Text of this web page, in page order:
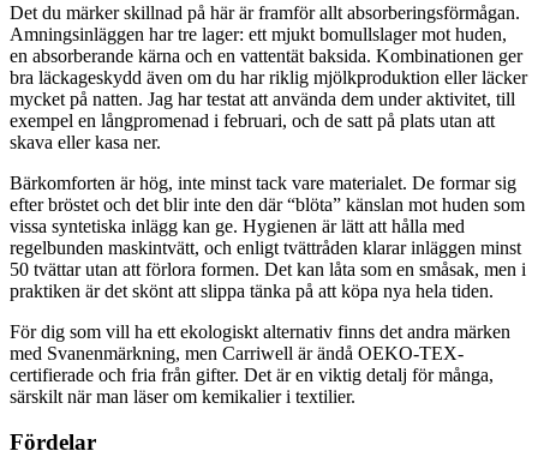
Det du märker skillnad på här är framför allt absorberingsförmågan.
Amningsinläggen har tre lager: ett mjukt bomullslager mot huden,
en absorberande kärna och en vattentät baksida. Kombinationen ger
bra läckageskydd även om du har riklig mjölkproduktion eller läcker
mycket på natten. Jag har testat att använda dem under aktivitet, till
exempel en långpromenad i februari, och de satt på plats utan att
skava eller kasa ner.
Bärkomforten är hög, inte minst tack vare materialet. De formar sig
efter bröstet och det blir inte den där “blöta” känslan mot huden som
vissa syntetiska inlägg kan ge. Hygienen är lätt att hålla med
regelbunden maskintvätt, och enligt tvättråden klarar inläggen minst
50 tvättar utan att förlora formen. Det kan låta som en småsak, men i
praktiken är det skönt att slippa tänka på att köpa nya hela tiden.
För dig som vill ha ett ekologiskt alternativ finns det andra märken
med Svanenmärkning, men Carriwell är ändå OEKO-TEX-
certifierade och fria från gifter. Det är en viktig detalj för många,
särskilt när man läser om kemikalier i textilier.
Fördelar